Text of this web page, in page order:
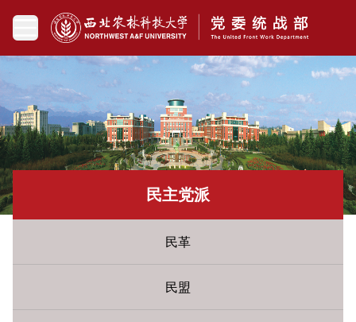
民主党派
民革
民盟